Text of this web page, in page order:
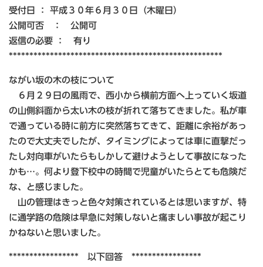
受付日 ： 平成３０年６月３０日（木曜日）
公開可否 ： 公開可
返信の必要 ： 有り
****************************************************
ながい坂の木の枝について
６月２９日の風雨で、西小から横前方面へ上っていく坂道
の山側斜面から太い木の枝が折れて落ちてきました。私が車
で通っている時に前方に突然落ちてきて、距離に余裕があっ
たので大丈夫でしたが、タイミングによっては車に直撃だっ
たし対向車がいたらもしかして避けようとして事故になった
かも…。何より登下校中の時間で児童がいたらとても危険だ
な、と感じました。
山の管理はきっと色々対策されているとは思いますが、特
に通学路の危険は早急に対策しないと痛ましい事故が起こり
かねないと思いました。
***************** 以下回答 *****************